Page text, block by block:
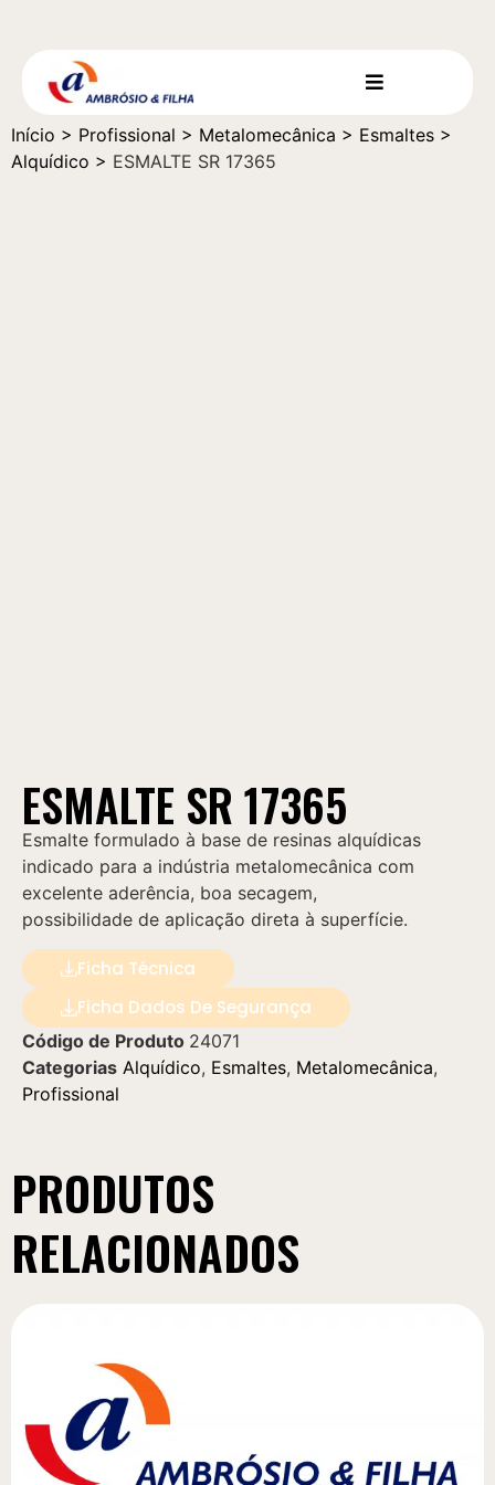
Início > Profissional > Metalomecânica > Esmaltes >
Alquídico > ESMALTE SR 17365
ESMALTE SR 17365
Esmalte formulado à base de resinas alquídicas
indicado para a indústria metalomecânica com
excelente aderência, boa secagem,
possibilidade de aplicação direta à superfície.
Ficha Técnica
Ficha Dados De Segurança
Código de Produto 24071
Categorias Alquídico, Esmaltes, Metalomecânica,
Profissional
PRODUTOS
RELACIONADOS